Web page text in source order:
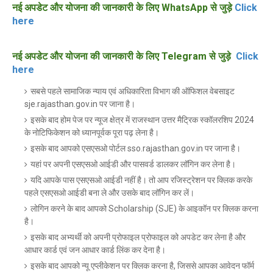
नई अपडेट और योजना की जानकारी के लिए WhatsApp से जुड़ेClick
here
नई अपडेट और योजना की जानकारी के लिए Telegram से जुड़ेClick
here
सबसे पहले सामाजिक न्याय एवं अधिकारिता विभाग की ऑफिशल वेबसाइट
sje.rajasthan.gov.in पर जाना है।
इसके बाद होम पेज पर न्यूज क्षेत्र में राजस्थान उत्तर मैट्रिक स्कॉलरशिप 2024
के नोटिफिकेशन को ध्यानपूर्वक पूरा पढ़ लेना है।
इसके बाद आपको एसएसओ पोर्टल sso.rajasthan.gov.in पर जाना है।
यहां पर अपनी एसएसओ आईडी और पासवर्ड डालकर लॉगिन कर लेना है।
यदि आपके पास एसएसओ आईडी नहीं है। तो आप रजिस्ट्रेशन पर क्लिक करके
पहले एसएसओ आईडी बना ले और उसके बाद लॉगिन कर लें।
लोगिन करने के बाद आपको Scholarship (SJE) के आइकॉन पर क्लिक करना
है।
इसके बाद अभ्यर्थी को अपनी प्रोफाइल प्रोफाइल को अपडेट कर लेना है और
आधार कार्ड एवं जन आधार कार्ड लिंक कर देना है।
इसके बाद आपको न्यू एप्लीकेशन पर क्लिक करना है, जिससे आपका आवेदन फॉर्म